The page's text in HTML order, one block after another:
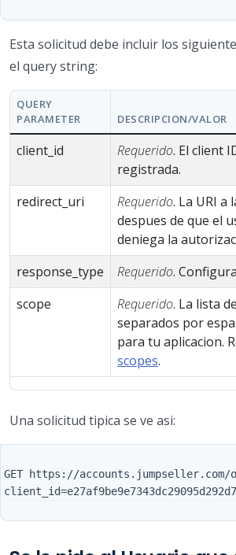
Esta solicitud debe incluir los
el query string:
QUERY
PARAMETER
DESCRIPCION/VALOR
client_id Requerido. El client
registrada.
redirect_uri
Requerido. La URI a
despues de que el
deniega la
response_type
Requerido.
scope
Requerido. La lista
separados por
para tu aplicacion.
scopes.
Una solicitud tipica se ve asi:
GET https://accounts.jumpseller.com/